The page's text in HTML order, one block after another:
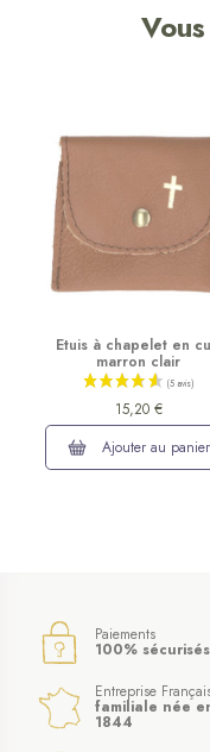
Etuis à chapelet en
marron clair
15,20 €
Ajouter au panier
Paiements
100% sécurisés
Entreprise
familiale née
1844